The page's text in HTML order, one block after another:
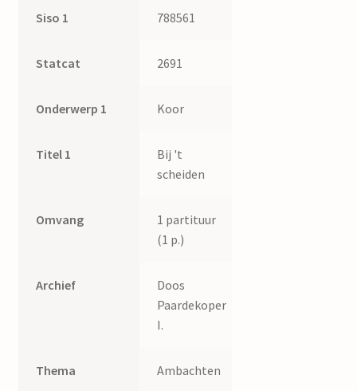
Siso 1 788561
Statcat 2691
Onderwerp 1 Koor
Titel 1
Bij 't
scheiden
Omvang
1 partituur
(1 p.)
Archief
Doos
Paardekoper
I.
Thema Ambachten